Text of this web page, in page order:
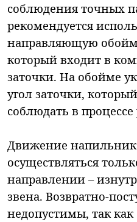
соблюдения точных
рекомендуется
направляющую
который входит в
заточки. На обойме
угол заточки,
соблюдать в
Движение
осуществляться
направлении –
звена. Возвратно-
недопустимы, так